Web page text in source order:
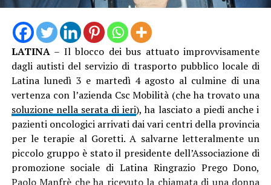
Tra le scoperte, durante il restauro, anche l’antico
sistema di scolo delle acque meteoriche, realizzato in
pietra e rimasto nascosto per decenni sotto le
superfetazioni moderne. “L’elemento è stato
accuratamente restaurato e riportato alla sua funzione
originaria, restituendo alla torre un’importante
testimonianza della sua configurazione storica”,
secondo il progetto curato dall’architetto Luca Calselli,
che ha anche diretto i lavori dell’impresa Caporini
LATINA– Il blocco dei bus attuato improvvisamente
dagli autisti del servizio di trasporto pubblico locale di
Latina lunedì 3 e martedì 4 agosto al culmine di una
vertenza con l’azienda Csc Mobilità (che ha trovato una
soluzione nella serata di ieri), ha lasciato a piedi anche i
pazienti oncologici arrivati dai vari centri della provincia
per le terapie al Goretti. A salvarne letteralmente un
piccolo gruppo è stato il presidente dell’Associazione di
promozione sociale di Latina Ringrazio Prego Dono,
Paolo Manfrè che ha ricevuto la chiamata di una donna